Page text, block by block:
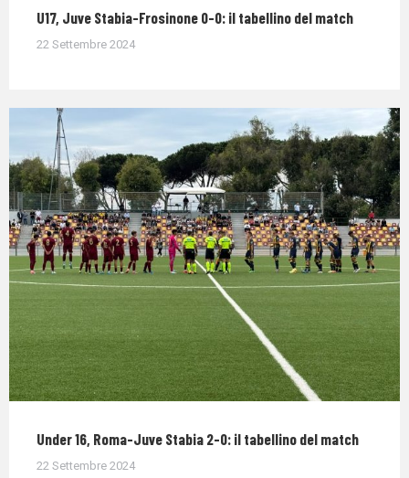
U17, Juve Stabia-Frosinone 0-0: il tabellino del match
22 Settembre 2024
Under 16, Roma-Juve Stabia 2-0: il tabellino del match
22 Settembre 2024